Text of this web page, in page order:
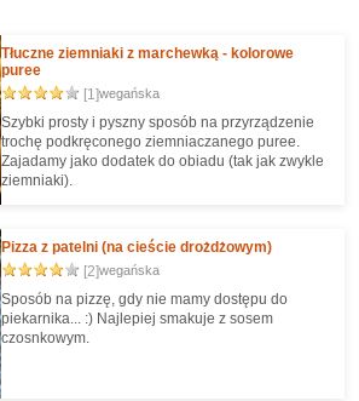
Tłuczne ziemniaki z marchewką - kolorowe
puree
[1]wegańska
Szybki prosty i pyszny sposób na przyrządzenie
trochę podkręconego ziemniaczanego puree.
Zajadamy jako dodatek do obiadu (tak jak zwykle
ziemniaki).
Pizza z patelni (na cieście drożdżowym)
[2]wegańska
Sposób na pizzę, gdy nie mamy dostępu do
piekarnika... :) Najlepiej smakuje z sosem
czosnkowym.